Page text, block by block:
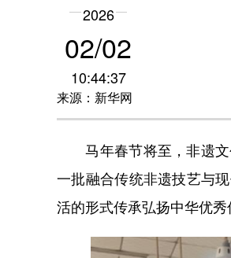
2026
02/02
10:44:37
来源：新华网
马年春节将至，非遗文
一批融合传统非遗技艺与
活的形式传承弘扬中华优秀